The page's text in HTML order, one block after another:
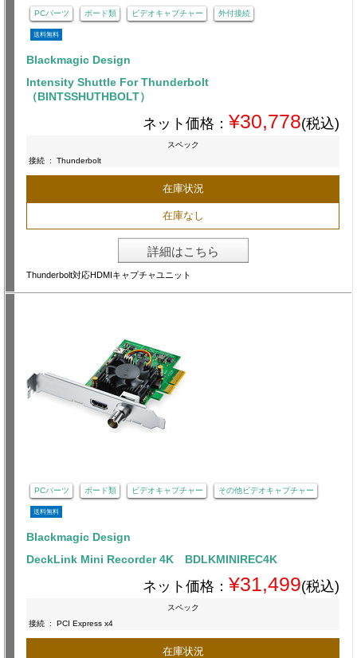
PCパーツ ボード類 ビデオキャプチャー 外付接続
送料無料
Blackmagic Design
Intensity Shuttle For Thunderbolt
（BINTSSHUTHBOLT）
ネット価格： ¥30,778(税込)
スペック
接続 : Thunderbolt
在庫状況
在庫なし
詳細はこちら
Thunderbolt対応HDMIキャプチャユニット
PCパーツ ボード類 ビデオキャプチャー その他ビデオキャプチャー
送料無料
Blackmagic Design
DeckLink Mini Recorder 4K BDLKMINIREC4K
ネット価格： ¥31,499(税込)
スペック
接続 : PCI Express x4
在庫状況